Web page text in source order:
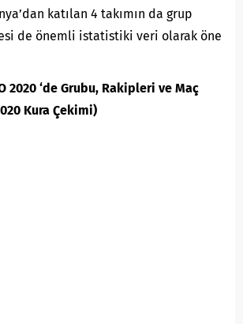
katılan 4 takımın da grup
de önemli istatistiki veri olarak öne
2020 ‘de Grubu, Rakipleri ve Maç
Kura Çekimi)